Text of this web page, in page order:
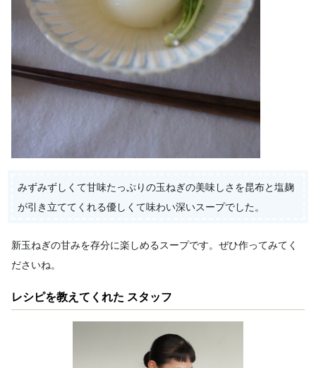
みずみずしくて甘味たっぷりの玉ねぎの美味しさを昆布と塩麹
が引き立ててくれる優しくて味わい深いスープでした。
新玉ねぎの甘みを存分に楽しめるスープです。ぜひ作ってみてく
ださいね。
レシピを教えてくれた スタッフ